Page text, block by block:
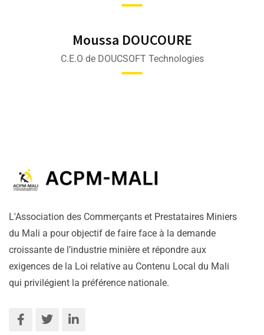
Moussa DOUCOURE
C.E.O de DOUCSOFT Technologies
L'Association des Commerçants et Prestataires Miniers
du Mali a pour objectif de faire face à la demande
croissante de l’industrie minière et répondre aux
exigences de la Loi relative au Contenu Local du Mali
qui privilégient la préférence nationale.